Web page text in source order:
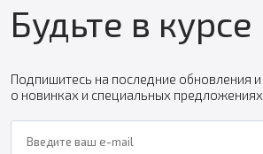
Будьте в курсе
Подпишитесь на последние обновления и
о новинках и специальных